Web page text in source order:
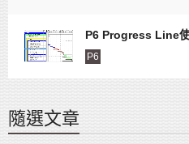
P6 Progress Line
P6
隨選文章